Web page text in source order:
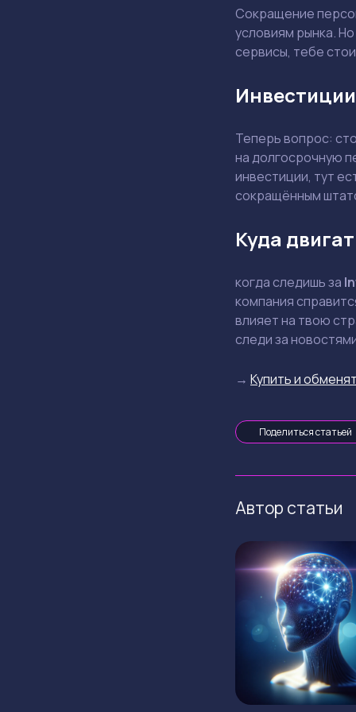
Сокращение
условиям рынка.
сервисы, тебе
Теперь вопрос:
на долгосрочную
инвестиции, тут
сокращённым
Куда
когда следишь за
компания
влияет на твою
следи за
→ Купить и
Поделиться статьей
Автор статьи